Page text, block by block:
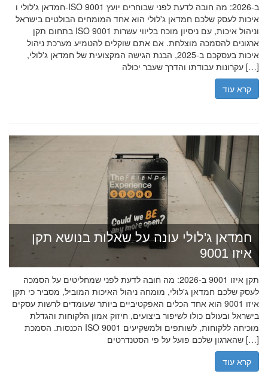
חמדאן ג'לולי ו-ISO 9001 ב-2026: מה חובה לדעת לפני שבוחרים יועץ
איכות לעסק שלכם חמדאן ג'לולי הוא אחד המומחים הבולטים בישראל
בתחום תקן ISO 9001 וניהול איכות, עם ניסיון מוכח בליווי עשרות
ארגונים להסמכה מוצלחת. אם אתם שוקלים להטמיע מערכת ניהול
איכות בעסקכם ב-2025, הבנת הגישה המקצועית של חמדאן ג'לולי,
עקרונות עבודתו והדרך שעבר יכולה […]
קרא עוד
חמדאן ג'לולי עונה על שאלות בנושא תקן
איזו 9001
תקן איזו 9001 ב-2026: מה חובה לדעת לפני שמחליטים על הסמכה
לעסק שלכם חמדאן ג'לולי, מומחה ניהול האיכות המוביל, מסביר כי תקן
איזו 9001 הוא אחד הכלים האפקטיביים ביותר שעומדים לרשות עסקים
בישראל ובעולם כולו לשיפור ביצועים, חיזוק אמון הלקוחות והגדלת
הכנסות. הסמכת ISO 9001 מוכיחה ללקוחות, לשותפים ולמשקיעים
שהארגון שלכם פועל על פי הסטנדרטים […]
קרא עוד